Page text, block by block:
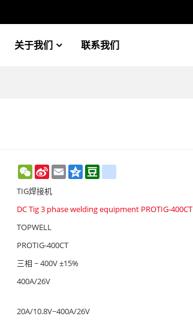
关于我们 联系我们
WeChat
Sina
Weibo
Email Qzone
TIG焊接机
DC Tig 3 phase welding equipment PROTIG-400CT
TOPWELL
PROTIG-400CT
三相 ~ 400V ±15%
400A/26V
20A/10.8V~400A/26V